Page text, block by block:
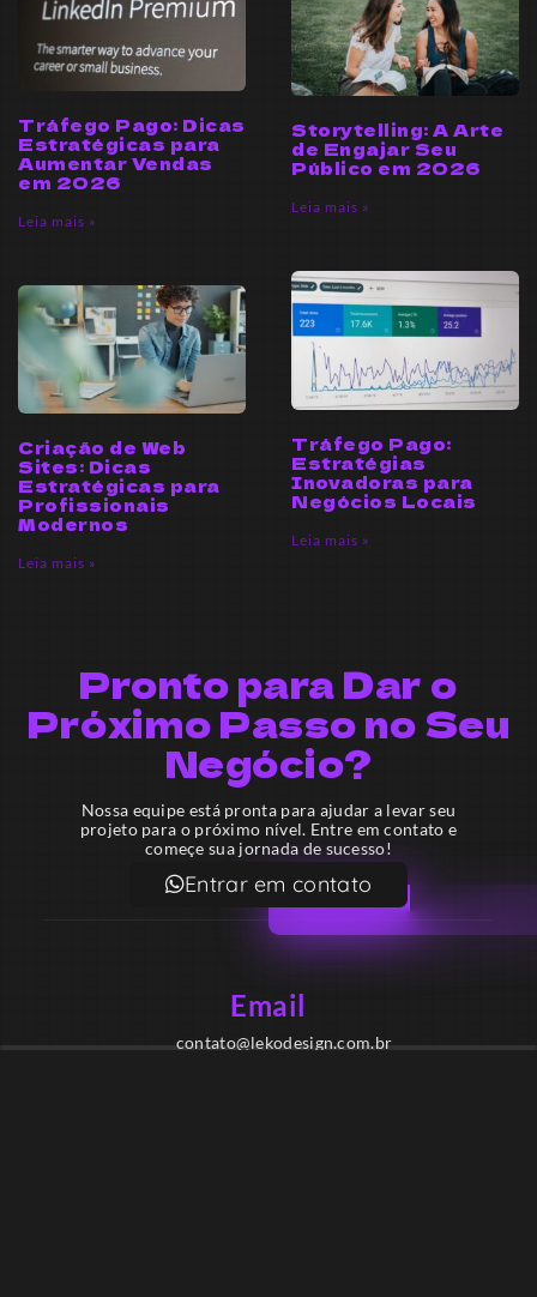
Tráfego Pago: Dicas
Estratégicas para
Aumentar Vendas
em 2026
Leia mais »
Storytelling: A Arte
de Engajar Seu
Público em 2026
Leia mais »
Criação de Web
Sites: Dicas
Estratégicas para
Profissionais
Modernos
Leia mais »
Tráfego Pago:
Estratégias
Inovadoras para
Negócios Locais
Leia mais »
Pronto para Dar o
Próximo Passo no Seu
Negócio?
Nossa equipe está pronta para ajudar a levar seu
projeto para o próximo nível. Entre em contato e
começe sua jornada de sucesso!
Entrar em contato
Email
contato@lekodesign.com.br